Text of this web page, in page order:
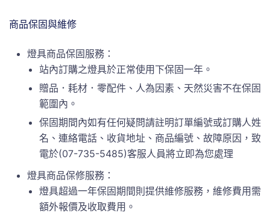
商品保固與維修
燈具商品保固服務：
站內訂購之燈具於正常使用下保固一年。
贈品．耗材．零配件、人為因素、天然災害不在保固
範圍內。
保固期間內如有任何疑問請註明訂單編號或訂購人姓
名、連絡電話、收貨地址、商品編號、故障原因，致
電於(07-735-5485)客服人員將立即為您處理
燈具商品保修服務：
燈具超過一年保固期間則提供維修服務，維修費用需
額外報價及收取費用。